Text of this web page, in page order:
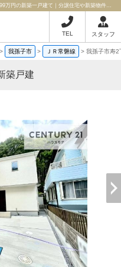
我孫子市寿2丁目 新築戸建 千葉県我孫子市寿2丁目｜3,699万円の新築一戸建て｜分譲住宅や新築物件｜ハウスモア株式会社
TEL スタッフ
> 我孫子市 > ＪＲ常磐線 > 我孫子市寿
築戸建